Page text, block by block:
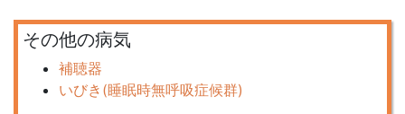
その他の病気
補聴器
いびき(睡眠時無呼吸症候群)